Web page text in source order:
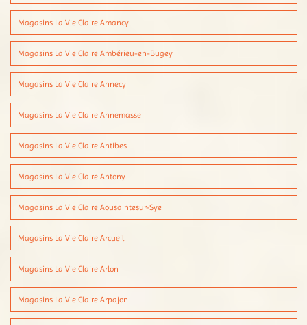
Magasins La Vie Claire Amancy
Magasins La Vie Claire Ambérieu-en-Bugey
Magasins La Vie Claire Annecy
Magasins La Vie Claire Annemasse
Magasins La Vie Claire Antibes
Magasins La Vie Claire Antony
Magasins La Vie Claire Aousaintesur-Sye
Magasins La Vie Claire Arcueil
Magasins La Vie Claire Arlon
Magasins La Vie Claire Arpajon